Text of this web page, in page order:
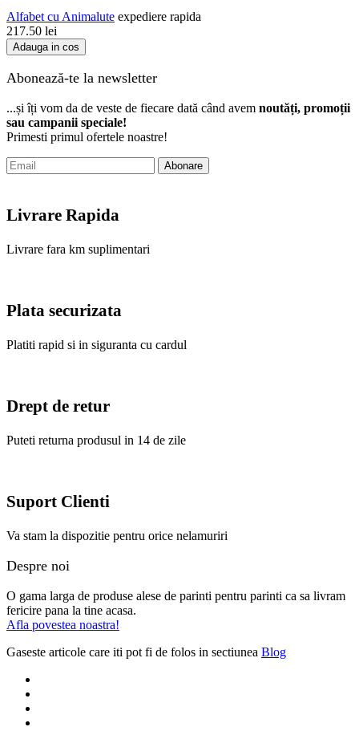
Alfabet cu Animalute expediere rapida
217.50 lei
Adauga in cos
Abonează-te la newsletter
...și îți vom da de veste de fiecare dată când avem noutăți, promoții
sau campanii speciale!
Primesti primul ofertele noastre!
Abonare
Livrare Rapida
Livrare fara km suplimentari
Plata securizata
Platiti rapid si in siguranta cu cardul
Drept de retur
Puteti returna produsul in 14 de zile
Suport Clienti
Va stam la dispozitie pentru orice nelamuriri
Despre noi
O gama larga de produse alese de parinti pentru parinti ca sa livram
fericire pana la tine acasa.
Afla povestea noastra!
Gaseste articole care iti pot fi de folos in sectiunea Blog